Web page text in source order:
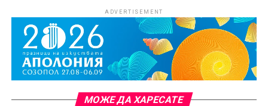
ADVERTISEMENT
МОЖЕ ДА ХАРЕСАТЕ